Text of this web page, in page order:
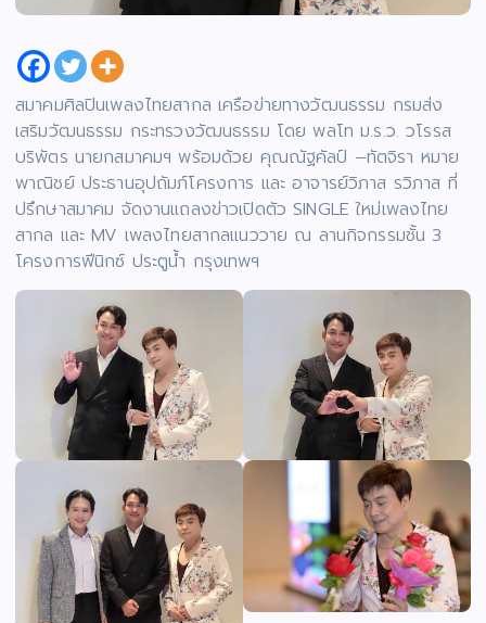
สมาคมศิลปินเพลงไทยสากล เครือข่ายทางวัฒนธรรม กรมส่ง
เสริมวัฒนธรรม กระทรวงวัฒนธรรม โดย พลโท ม.ร.ว. วโรรส
บริพัตร นายกสมาคมฯ พร้อมด้วย คุณณัฐคัลป์ –ทัตจิรา หมาย
พาณิชย์ ประธานอุปถัมภ์โครงการ และ อาจารย์วิภาส รวิภาส ที่
ปรึกษาสมาคม จัดงานแถลงข่าวเปิดตัว SINGLE ใหม่เพลงไทย
สากล และ MV เพลงไทยสากลแนววาย ณ ลานกิจกรรมชั้น 3
โครงการฟีนิกซ์ ประตูน้ำ กรุงเทพฯ